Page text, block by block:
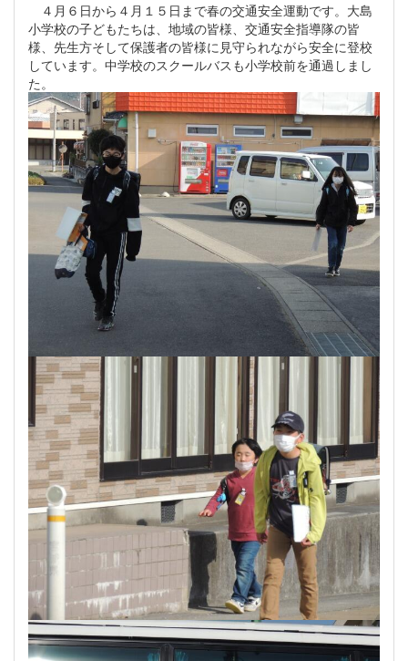
４月６日から４月１５日まで春の交通安全運動です。大島
小学校の子どもたちは、地域の皆様、交通安全指導隊の皆
様、先生方そして保護者の皆様に見守られながら安全に登校
しています。中学校のスクールバスも小学校前を通過しまし
た。